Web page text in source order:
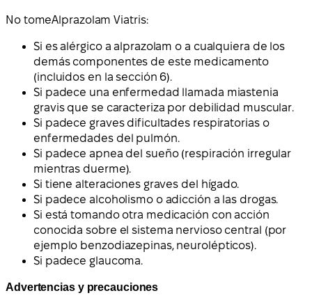
No tomeAlprazolam Viatris:
Si es alérgico a alprazolam o a cualquiera de los
demás componentes de este medicamento
(incluidos en la sección 6).
Si padece una enfermedad llamada miastenia
gravis que se caracteriza por debilidad muscular.
Si padece graves dificultades respiratorias o
enfermedades del pulmón.
Si padece apnea del sueño (respiración irregular
mientras duerme).
Si tiene alteraciones graves del hígado.
Si padece alcoholismo o adicción a las drogas.
Si está tomando otra medicación con acción
conocida sobre el sistema nervioso central (por
ejemplo benzodiazepinas, neurolépticos).
Si padece glaucoma.
Advertencias y precauciones